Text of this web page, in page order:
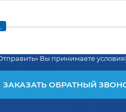
Вы принимаете условия
ЗАКАЗАТЬ ОБРАТНЫЙ